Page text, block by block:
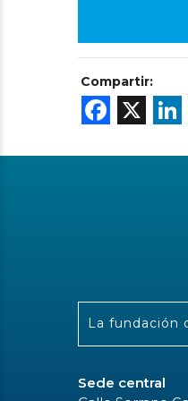
Compartir:
X
La fundación
Sede central